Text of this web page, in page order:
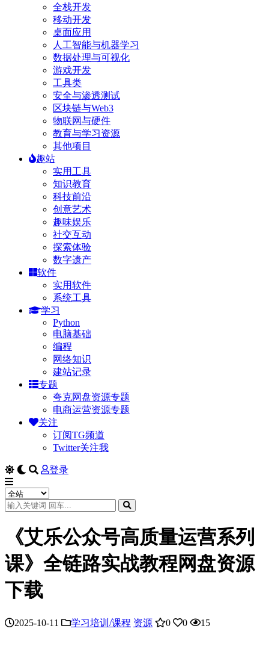
全栈开发
移动开发
桌面应用
人工智能与机器学习
数据处理与可视化
游戏开发
工具类
安全与渗透测试
区块链与Web3
物联网与硬件
教育与学习资源
其他项目
趣站
实用工具
知识教育
科技前沿
创意艺术
趣味娱乐
社交互动
探索体验
数字遗产
软件
实用软件
系统工具
学习
Python
电脑基础
编程
网络知识
建站记录
专题
夸克网盘资源专题
电商运营资源专题
关注
订阅TG频道
Twitter关注我
登录
《艾乐公众号高质量运营系列
课》全链路实战教程网盘资源
下载
2025-10-11 学习培训/课程 资源 0 0 15